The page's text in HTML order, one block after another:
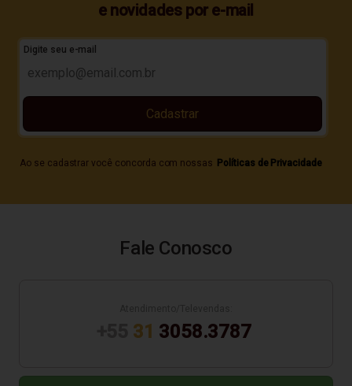
e novidades por e-mail
Digite seu e-mail
Ao se cadastrar você concorda com nossas Políticas de Privacidade
Cadastrar
Fale Conosco
31 3058.3787